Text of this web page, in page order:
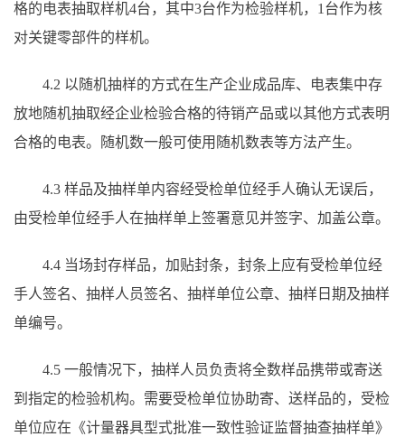
格的电表抽取样机4台，其中3台作为检验样机，1台作为核
对关键零部件的样机。
4.2 以随机抽样的方式在生产企业成品库、电表集中存
放地随机抽取经企业检验合格的待销产品或以其他方式表明
合格的电表。随机数一般可使用随机数表等方法产生。
4.3 样品及抽样单内容经受检单位经手人确认无误后，
由受检单位经手人在抽样单上签署意见并签字、加盖公章。
4.4 当场封存样品，加贴封条，封条上应有受检单位经
手人签名、抽样人员签名、抽样单位公章、抽样日期及抽样
单编号。
4.5 一般情况下，抽样人员负责将全数样品携带或寄送
到指定的检验机构。需要受检单位协助寄、送样品的，受检
单位应在《计量器具型式批准一致性验证监督抽查抽样单》